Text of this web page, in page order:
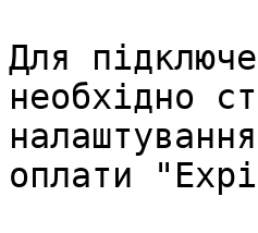
Для
необхідно
оплати